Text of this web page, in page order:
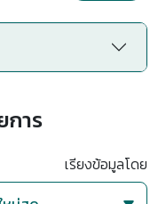
การ
เรียงข้อมูลโดย